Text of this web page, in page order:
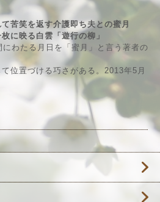
苦笑を返す介護即ち夫との蜜月
に映る白雲「遊行の柳」
わたる月日を「蜜月」と言う著者の
位置づける巧さがある。2013年5月